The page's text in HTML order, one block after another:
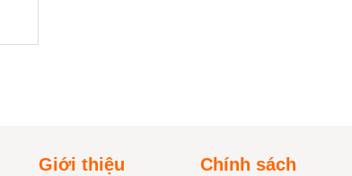
Giới thiệu Chính sách